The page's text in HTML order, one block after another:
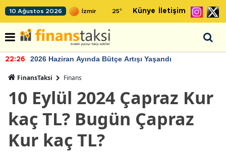
10 Ağustos 2026 25° Künye İletişim
22:26 2026 Haziran Ayında Bütçe Artışı Yaşandı
FinansTaksi Finans
10 Eylül 2024 Çapraz Kur
kaç TL? Bugün Çapraz
Kur kaç TL?